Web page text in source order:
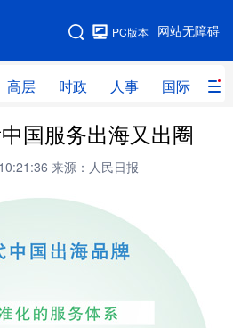
网站无障碍
PC版本
高层 时政 人事 国际 财
网站地图
时政 人事
网评
全球连线
量子
图片
国服务出海又出圈
来源：人民日报